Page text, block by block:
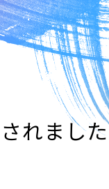
れました